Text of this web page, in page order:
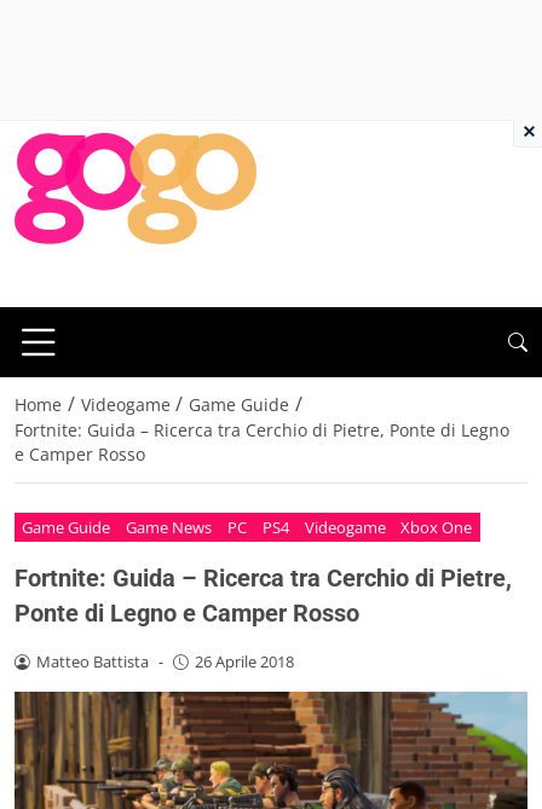
Home / Videogame / Game Guide /
Fortnite: Guida – Ricerca tra Cerchio di Pietre, Ponte di Legno
e Camper Rosso
Game Guide Game News PC PS4 Videogame Xbox One
Fortnite: Guida – Ricerca tra Cerchio di Pietre,
Ponte di Legno e Camper Rosso
Matteo Battista - 26 Aprile 2018
×